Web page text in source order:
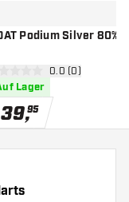
Podium Silver 80%
0.0 (0)
Lager
39,95